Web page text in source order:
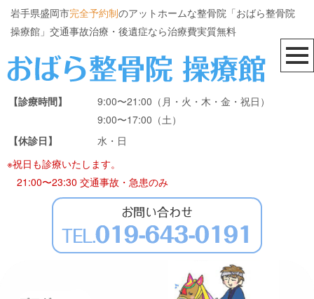
岩手県盛岡市完全予約制のアットホームな整骨院「おばら整骨院
操療館」交通事故治療・後遺症なら治療費実質無料
【診療時間】
9:00〜21:00（月・火・木・金・祝日）
9:00〜17:00（土）
【休診日】
水・日
※祝日も診療いたします。
21:00〜23:30 交通事故・急患のみ